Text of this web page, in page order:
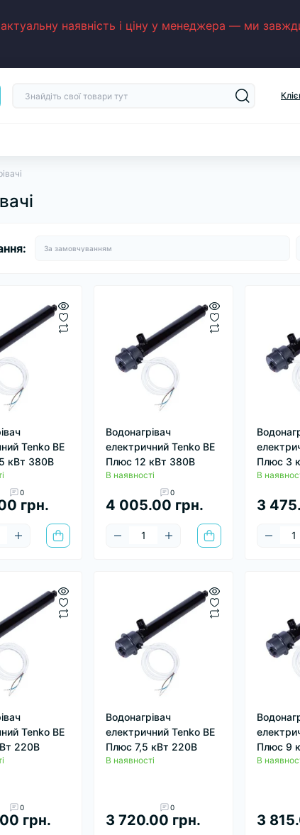
наявність і ціну у менеджера — ми завжди
Tenko ВЕ
кВт 380В
0
грн.
Водонагрівач
електричний Tenko ВЕ
Плюс 12 кВт 380В
В наявності
0
4 005.00 грн.
Плюс 3
В
3
Tenko ВЕ
220В
0
грн.
Водонагрівач
електричний Tenko ВЕ
Плюс 7,5 кВт 220В
В наявності
0
3 720.00 грн.
Плюс 9
В
3